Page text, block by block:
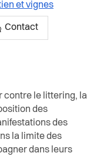
et vignes
Contact
contre le littering, la
des
des
la limite des
dans leurs